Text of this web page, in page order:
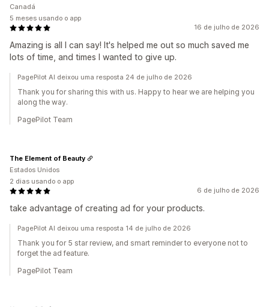
16 de julho de 2026
Amazing is all I can say! It's helped me out so much saved me
lots of time, and times I wanted to give up.
Canadá
5 meses usando o app
PagePilot AI deixou uma resposta 24 de julho de 2026
Thank you for sharing this with us. Happy to hear we are helping you
along the way.
PagePilot Team
6 de julho de 2026
take advantage of creating ad for your products.
The Element of Beauty
Estados Unidos
2 dias usando o app
PagePilot AI deixou uma resposta 14 de julho de 2026
Thank you for 5 star review, and smart reminder to everyone not to
forget the ad feature.
PagePilot Team